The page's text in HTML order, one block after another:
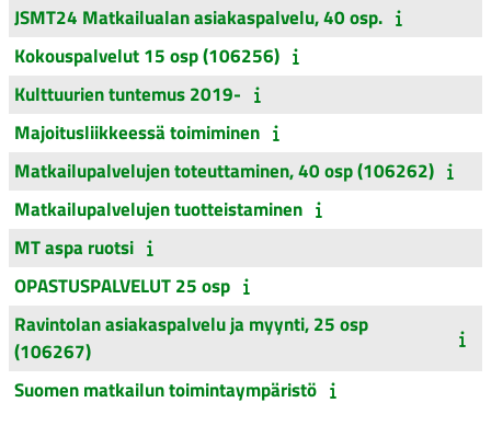
JSMT24 Matkailualan asiakaspalvelu, 40 osp.
Kokouspalvelut 15 osp (106256)
Kulttuurien tuntemus 2019-
Majoitusliikkeessä toimiminen
Matkailupalvelujen toteuttaminen, 40 osp (106262)
Matkailupalvelujen tuotteistaminen
MT aspa ruotsi
OPASTUSPALVELUT 25 osp
Ravintolan asiakaspalvelu ja myynti, 25 osp
(106267)
Suomen matkailun toimintaympäristö